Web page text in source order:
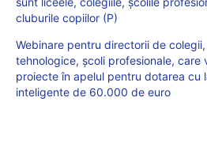
cluburile copiilor (P)
Webinare pentru directorii de
tehnologice, școli profesionale, care
proiecte în apelul pentru dotarea cu
inteligente de 60.000 de euro